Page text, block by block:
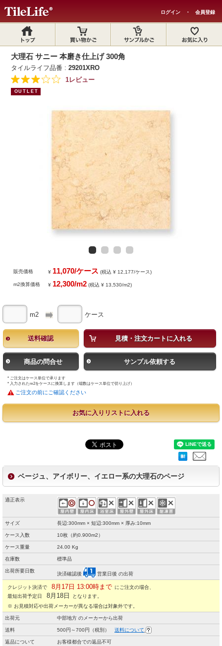
ログイン ・ 会員登録
大理石 サニー 本磨き仕上げ 300角
タイルライフ品番 :29201XRO
1レビュー
OUTLET
販売価格 ¥ 11,070/ケース (税込 ¥ 12,177/ケース)
m2換算価格 ¥ 12,300/m2 (税込 ¥ 13,530/m2)
m2 ケース
送料確認 見積・注文カートに入れる
商品の問合せ サンプル依頼する
* ご注文はケース単位で承ります
* 入力されたm2をケースに換算します（端数はケース単位で切り上げ）
ご注文の前にご確認ください
お気に入りリストに入れる
ベージュ、アイボリー、イエロー系の大理石のページ
適正表示
サイズ 長辺:300mm × 短辺:300mm × 厚み:10mm
ケース入数 10枚（約0.900m2）
ケース重量 24.00 Kg
在庫数 標準品
出荷所要日数
決済確認後 営業日後 の出荷
クレジット決済で 8月17日 13:00時まで にご注文の場合、
最短出荷予定日
8月18日
となります。
※ お見積対応や出荷メーカーが異なる場合は対象外です。
出荷元 中部地方 のメーカーから出荷
送料 500円～700円（税別） 送料について
返品について お客様都合での返品不可